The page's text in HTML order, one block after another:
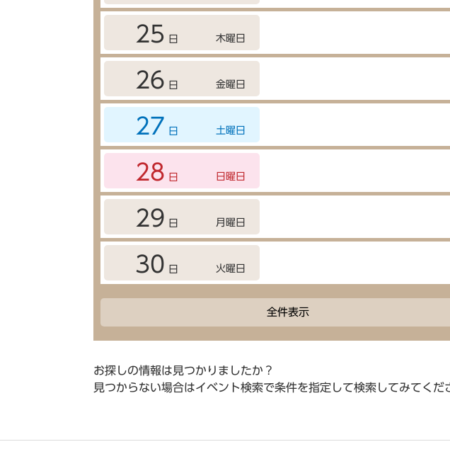
25 日 木曜日
26 日 金曜日
27 日 土曜日
28 日 日曜日
29 日 月曜日
30 日 火曜日
全件表示
お探しの情報は見つかりましたか？
見つからない場合はイベント検索で条件を指定して検索してみてくだ